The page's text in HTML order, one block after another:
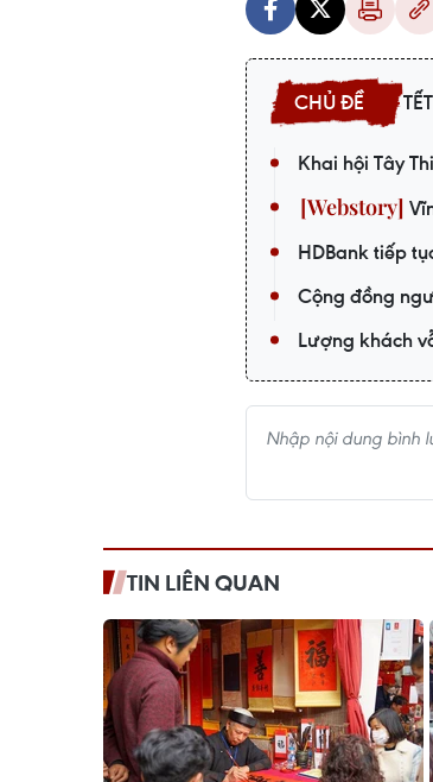
Khai hội Tây
HDBank tiếp
Cộng đồng
Lượng khách
TIN LIÊN QUAN